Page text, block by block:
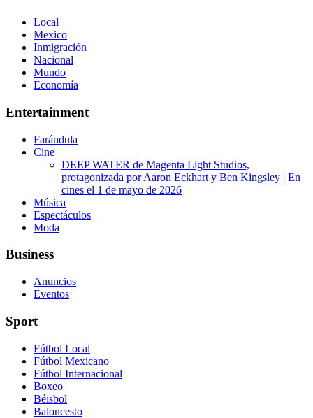
Local
Mexico
Inmigración
Nacional
Mundo
Economía
Entertainment
Farándula
Cine
DEEP WATER de Magenta Light Studios,
protagonizada por Aaron Eckhart y Ben Kingsley | En
cines el 1 de mayo de 2026
Música
Espectáculos
Moda
Business
Anuncios
Eventos
Sport
Fútbol Local
Fútbol Mexicano
Fútbol Internacional
Boxeo
Béisbol
Baloncesto